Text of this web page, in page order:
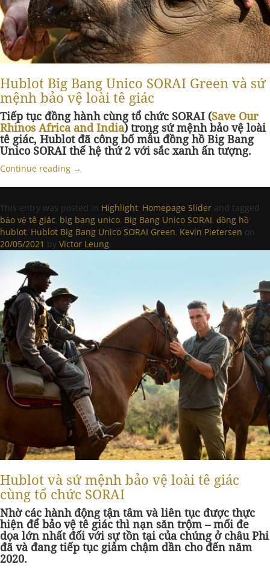
Hublot Big Bang Unico SORAI Green và sứ
mệnh bảo vệ loài tê giác
Tiếp tục đồng hành cùng tổ chức SORAI (Save Our
Rhinos Africa and India) trong sứ mệnh bảo vệ loài
tê giác, Hublot đã công bố mẫu đồng hồ Big Bang
Unico SORAI thế hệ thứ 2 với sắc xanh ấn tượng.
Continue reading →
This entry was posted in Highlight, Homepage Slider and tagged
bảo vệ tê giác, big bang unico, Big Bang Unico SORAI, đồng hồ
hublot, Hublot Big Bang Unico SORAI Green, Kevin Pietersen on
20/05/2021 by Victor Leung.
Hublot và sứ mệnh bảo vệ loài tê giác
cùng tổ chức SORAI
Nhờ các hành động tận tâm và liên tục được thực
hiện để bảo vệ tê giác thì nạn săn trộm – mối đe
dọa lớn nhất đối với sự tồn tại của chúng ở châu Phi
đã và đang tiếp tục giảm chậm dần cho đến năm
2020.